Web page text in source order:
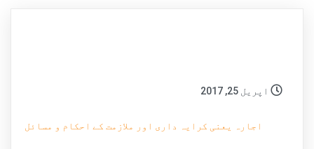
اپریل 25, 2017
اجارہ یعنی کرایہ داری اور ملازمت کے احکام و مسائل